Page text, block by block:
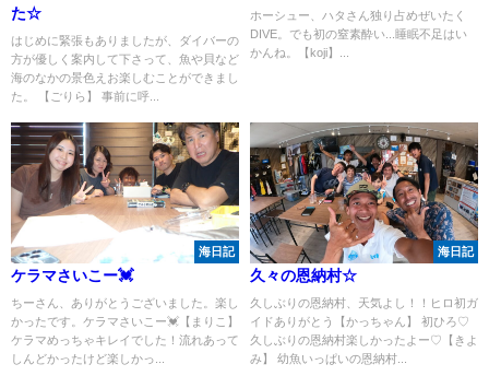
た☆
はじめに緊張もありましたが、ダイバーの
方が優しく案内して下さって、魚や貝など
海のなかの景色えお楽しむことができまし
た。 【ごりら】 事前に呼...
ホーシュー、ハタさん独り占めぜいたく
DIVE。でも初の窒素酔い...睡眠不足はい
かんね。【koji】...
海日記
ケラマさいこー💓
ちーさん、ありがとうございました。楽し
かったです。ケラマさいこー💓【まりこ】
ケラマめっちゃキレイでした！流れあって
しんどかったけど楽しかっ...
海日記
久々の恩納村☆
久しぶりの恩納村、天気よし！！ヒロ初ガ
イドありがとう【かっちゃん】 初ひろ♡
久しぶりの恩納村楽しかったよー♡【きよ
み】 幼魚いっぱいの恩納村...